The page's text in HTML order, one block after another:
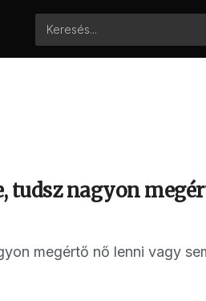
tudsz nagyon
megértő nő lenni vagy